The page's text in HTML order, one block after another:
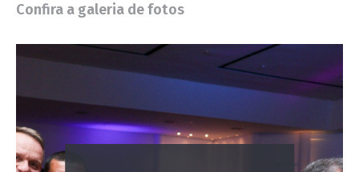
Confira a galeria de fotos